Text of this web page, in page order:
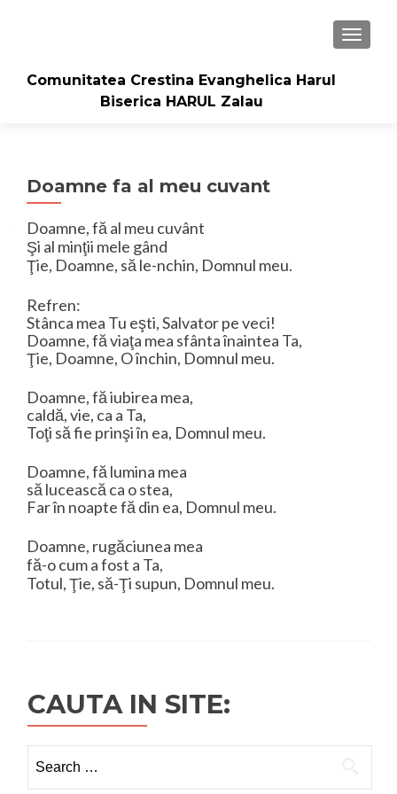
Comunitatea Crestina Evanghelica Harul
Biserica HARUL Zalau
Doamne fa al meu cuvant
Doamne, fă al meu cuvânt
Şi al minţii mele gând
Ţie, Doamne, să le-nchin, Domnul meu.
Refren:
Stânca mea Tu eşti, Salvator pe veci!
Doamne, fă viaţa mea sfânta înaintea Ta,
Ţie, Doamne, O închin, Domnul meu.
Doamne, fă iubirea mea,
caldă, vie, ca a Ta,
Toţi să fie prinşi în ea, Domnul meu.
Doamne, fă lumina mea
să lucească ca o stea,
Far în noapte fă din ea, Domnul meu.
Doamne, rugăciunea mea
fă-o cum a fost a Ta,
Totul, Ţie, să-Ţi supun, Domnul meu.
CAUTA IN SITE:
for: